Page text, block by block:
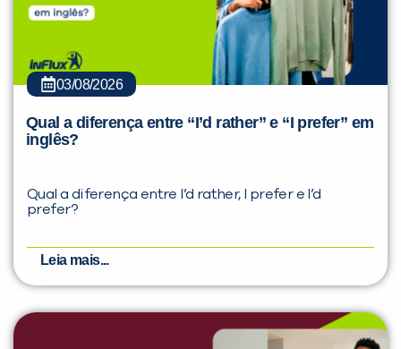
03/08/2026
Qual a diferença entre “I’d rather” e “I prefer” em
inglês?
Qual a diferença entre I’d rather, I prefer e I’d
prefer?
Leia mais...